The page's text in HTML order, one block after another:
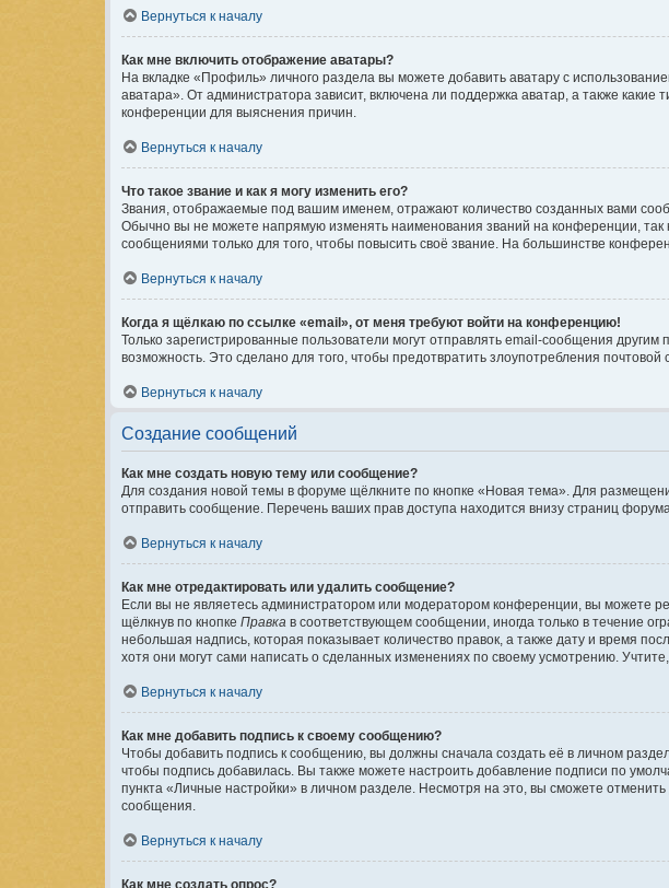
Вернуться к началу
Как мне включить отображение аватары?
На вкладке «Профиль» личного раздела вы можете добавить аватару с
аватара». От администратора зависит, включена ли поддержка аватар, а также
конференции для выяснения причин.
Вернуться к началу
Что такое звание и как я могу изменить его?
Звания, отображаемые под вашим именем, отражают количество созданных вами
Обычно вы не можете напрямую изменять наименования званий на конференции,
сообщениями только для того, чтобы повысить своё звание. На большинстве
Вернуться к началу
Когда я щёлкаю по ссылке «email», от меня требуют войти на конференцию!
Только зарегистрированные пользователи могут отправлять email-сообщения
возможность. Это сделано для того, чтобы предотвратить злоупотребления
Вернуться к началу
Создание сообщений
Как мне создать новую тему или сообщение?
Для создания новой темы в форуме щёлкните по кнопке «Новая тема». Для
отправить сообщение. Перечень ваших прав доступа находится внизу страниц
Вернуться к началу
Как мне отредактировать или удалить сообщение?
Если вы не являетесь администратором или модератором конференции, вы можете
щёлкнув по кнопке Правка в соответствующем сообщении, иногда только в течение
небольшая надпись, которая показывает количество правок, а также дату и время
хотя они могут сами написать о сделанных изменениях по своему усмотрению.
Вернуться к началу
Как мне добавить подпись к своему сообщению?
Чтобы добавить подпись к сообщению, вы должны сначала создать её в личном
чтобы подпись добавилась. Вы также можете настроить добавление подписи по
пункта «Личные настройки» в личном разделе. Несмотря на это, вы сможете
сообщения.
Вернуться к началу
Как мне создать опрос?